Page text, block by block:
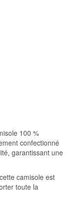
100 %
confectionné
garantissant une
camisole est
toute la